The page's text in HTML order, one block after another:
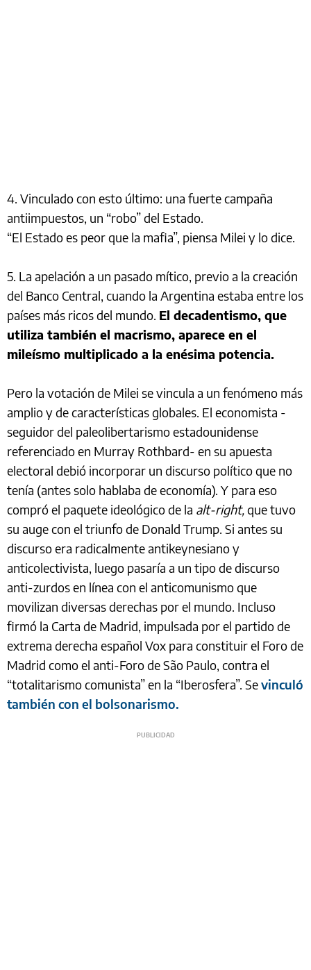
4. Vinculado con esto último: una fuerte campaña
antiimpuestos, un “robo” del Estado.
“El Estado es peor que la mafia”, piensa Milei y lo dice.
5. La apelación a un pasado mítico, previo a la creación
del Banco Central, cuando la Argentina estaba entre los
países más ricos del mundo. El decadentismo, que
utiliza también el macrismo, aparece en el
mileísmo multiplicado a la enésima potencia.
Pero la votación de Milei se vincula a un fenómeno más
amplio y de características globales. El economista -
seguidor del paleolibertarismo estadounidense
referenciado en Murray Rothbard- en su apuesta
electoral debió incorporar un discurso político que no
tenía (antes solo hablaba de economía). Y para eso
compró el paquete ideológico de la alt-right,que tuvo
su auge con el triunfo de Donald Trump. Si antes su
discurso era radicalmente antikeynesiano y
anticolectivista, luego pasaría a un tipo de discurso
anti-zurdos en línea con el anticomunismo que
movilizan diversas derechas por el mundo. Incluso
firmó la Carta de Madrid, impulsada por el partido de
extrema derecha español Vox para constituir el Foro de
Madrid como el anti-Foro de São Paulo, contra el
“totalitarismo comunista” en la “Iberosfera”. Sevinculó
también con el bolsonarismo.